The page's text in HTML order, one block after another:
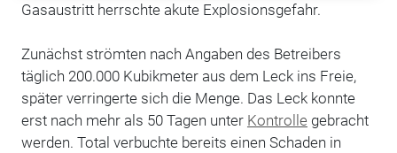
Gasaustritt herrschte akute Explosionsgefahr.
Zunächst strömten nach Angaben des Betreibers
täglich 200.000 Kubikmeter aus dem Leck ins Freie,
später verringerte sich die Menge. Das Leck konnte
erst nach mehr als 50 Tagen unter Kontrolle gebracht
werden. Total verbuchte bereits einen Schaden in